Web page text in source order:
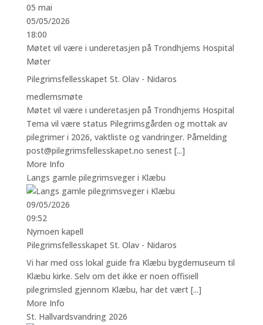
05 mai
05/05/2026
18:00
Møtet vil være i underetasjen på Trondhjems Hospital
Møter
Pilegrimsfellesskapet St. Olav - Nidaros
medlemsmøte
Møtet vil være i underetasjen på Trondhjems Hospital
Tema vil være status Pilegrimsgården og mottak av
pilegrimer i 2026, vaktliste og vandringer. Påmelding
post@pilegrimsfellesskapet.no senest [...]
More Info
Langs gamle pilegrimsveger i Klæbu
09/05/2026
09:52
Nymoen kapell
Pilegrimsfellesskapet St. Olav - Nidaros
Vi har med oss lokal guide fra Klæbu bygdemuseum til
Klæbu kirke. Selv om det ikke er noen offisiell
pilegrimsled gjennom Klæbu, har det vært [...]
More Info
St. Hallvardsvandring 2026